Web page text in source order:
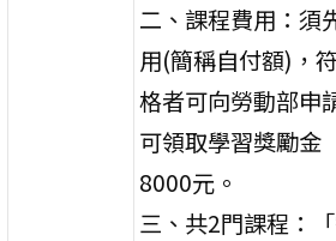
二、課程費用：須
用(簡稱自付額)，
格者可向勞動部申
可領取學習獎勵金
8000元。
三、共2門課程：